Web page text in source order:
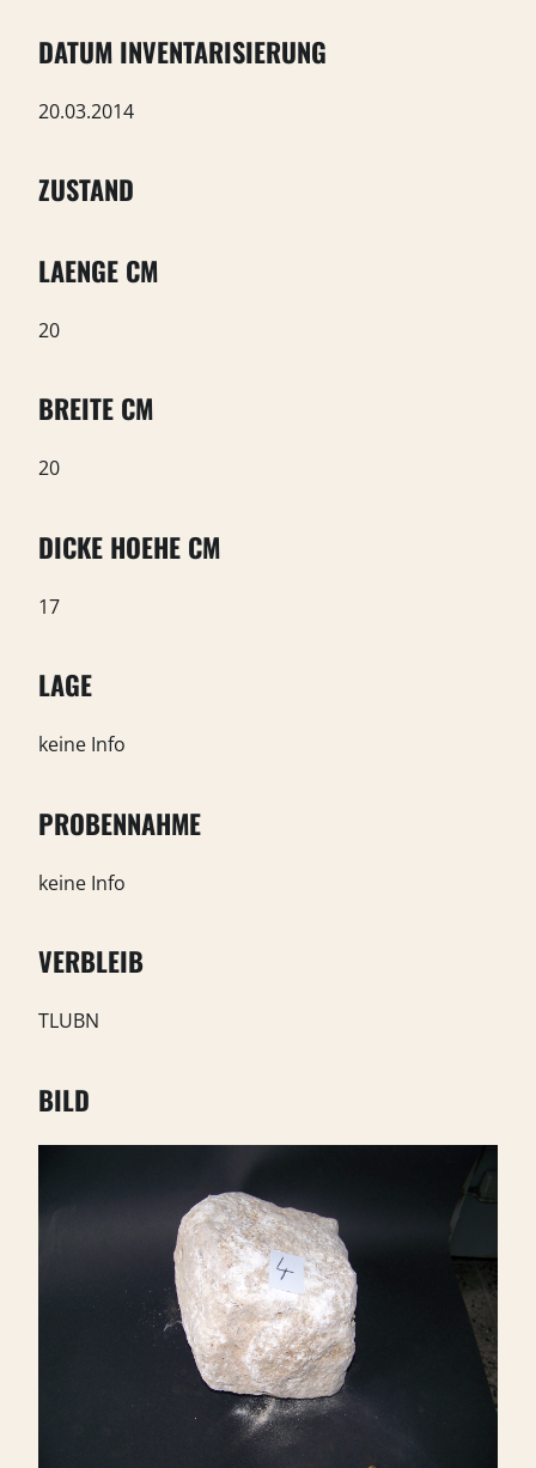
DATUM INVENTARISIERUNG
20.03.2014
ZUSTAND
LAENGE CM
20
BREITE CM
20
DICKE HOEHE CM
17
LAGE
keine Info
PROBENNAHME
keine Info
VERBLEIB
TLUBN
BILD